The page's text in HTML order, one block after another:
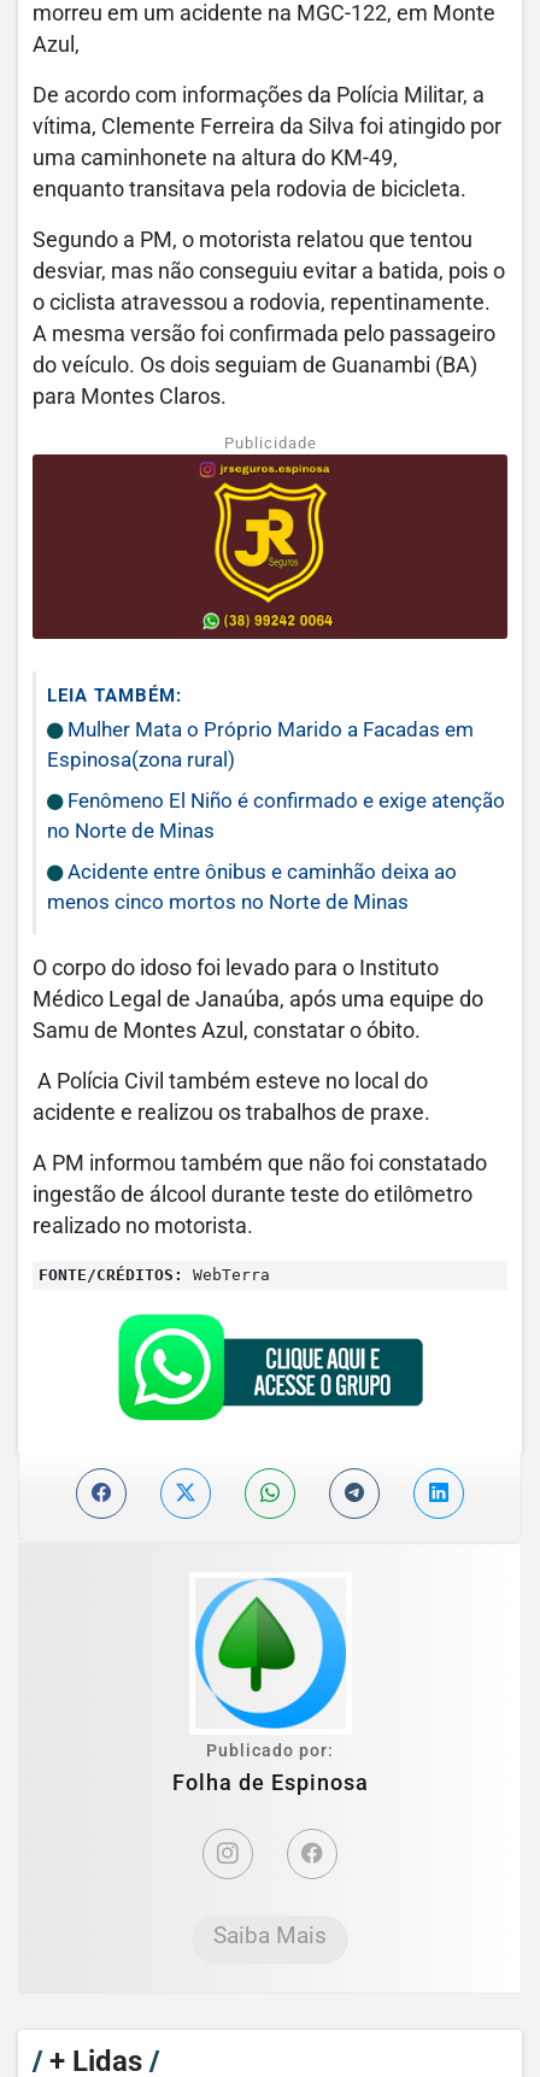
morreu em um acidente na MGC-122, em Monte
Azul,
De acordo com informações da Polícia Militar, a
vítima, Clemente Ferreira da Silva foi atingido por
uma caminhonete na altura do KM-49,
enquanto transitava pela rodovia de bicicleta.
Segundo a PM, o motorista relatou que tentou
desviar, mas não conseguiu evitar a batida, pois o
o ciclista atravessou a rodovia, repentinamente.
A mesma versão foi confirmada pelo passageiro
do veículo. Os dois seguiam de Guanambi (BA)
para Montes Claros.
Publicidade
LEIA TAMBÉM:
Mulher Mata o Próprio Marido a Facadas em
Espinosa(zona rural)
Fenômeno El Niño é confirmado e exige atenção
no Norte de Minas
Acidente entre ônibus e caminhão deixa ao
menos cinco mortos no Norte de Minas
O corpo do idoso foi levado para o Instituto
Médico Legal de Janaúba, após uma equipe do
Samu de Montes Azul, constatar o óbito.
A Polícia Civil também esteve no local do
acidente e realizou os trabalhos de praxe.
A PM informou também que não foi constatado
ingestão de álcool durante teste do etilômetro
realizado no motorista.
FONTE/CRÉDITOS: WebTerra
Publicado por:
Folha de Espinosa
Saiba Mais
/+ Lidas /